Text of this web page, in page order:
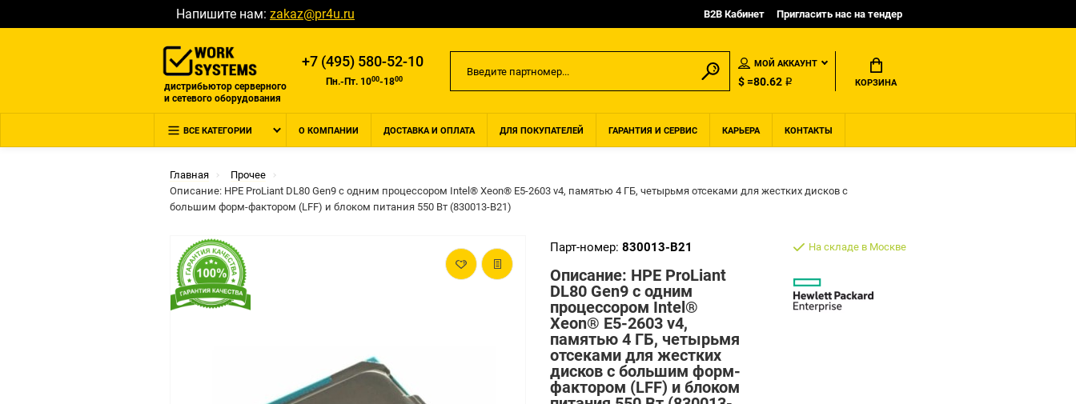
Напишите нам: zakaz@pr4u.ru B2B Кабинет Пригласить нас на тендер
дистрибьютор серверного
и сетевого оборудования
+7 (495) 580-52-10
Пн.-Пт. 1000-1800
МОЙ АККАУНТ
$ =80.62 ₽ КОРЗИНА
ВСЕ КАТЕГОРИИ О КОМПАНИИ ДОСТАВКА И ОПЛАТА ДЛЯ ПОКУПАТЕЛЕЙ ГАРАНТИЯ И СЕРВИС КАРЬЕРА КОНТАКТЫ
Главная
Прочее
Описание: HPE ProLiant DL80 Gen9 с одним процессором Intel® Xeon® E5-2603 v4, памятью 4 ГБ, четырьмя отсеками для жестких дисков с
большим форм-фактором (LFF) и блоком питания 550 Вт (830013-B21)
Парт-номер: 830013-B21
Описание: HPE ProLiant
DL80 Gen9 с одним
процессором Intel®
Xeon® E5-2603 v4,
памятью 4 ГБ, четырьмя
отсеками для жестких
дисков с большим форм-
фактором (LFF) и блоком
На складе в Москве